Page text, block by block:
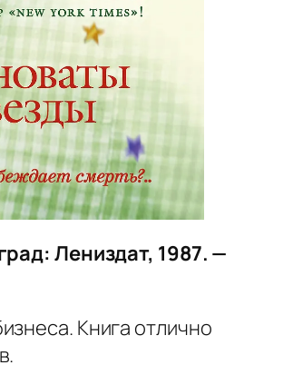
Лениздат, 1987. —
Книга отлично